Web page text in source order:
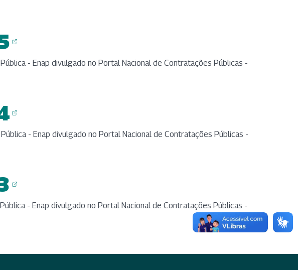
- Enap divulgado no Portal Nacional de Contratações Públicas -
- Enap divulgado no Portal Nacional de Contratações Públicas -
- Enap divulgado no Portal Nacional de Contratações Públicas -